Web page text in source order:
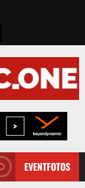
EVENTFOTOS